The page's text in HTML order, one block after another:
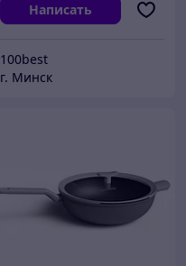
Написать
100best
г. Минск